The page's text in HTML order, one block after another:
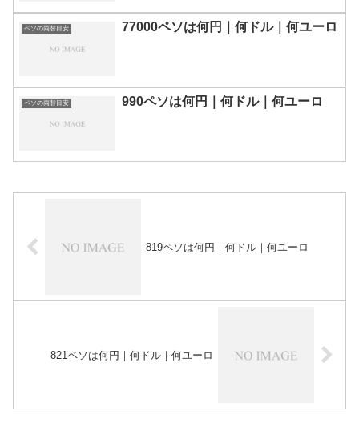
ペソの両替目安 77000ペソは何円｜何ドル｜何ユーロ
ペソの両替目安 990ペソは何円｜何ドル｜何ユーロ
819ペソは何円｜何ドル｜何ユーロ
821ペソは何円｜何ドル｜何ユーロ